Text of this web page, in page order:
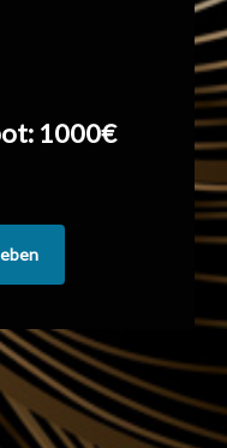
1000€